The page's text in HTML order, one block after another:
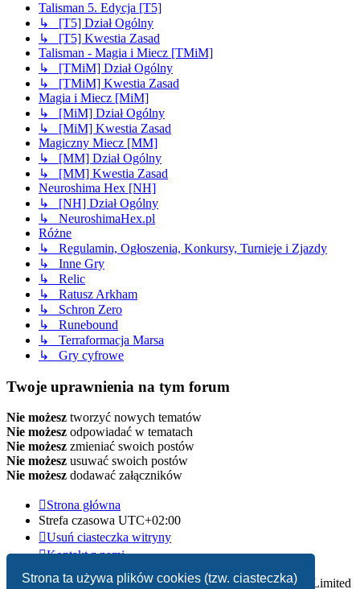
Strona ta używa plików cookies (tzw. ciasteczka)
Talisman 5. Edycja [T5]
↳ [T5] Dział Ogólny
↳ [T5] Kwestia Zasad
Talisman - Magia i Miecz [TMiM]
↳ [TMiM] Dział Ogólny
↳ [TMiM] Kwestia Zasad
Magia i Miecz [MiM]
↳ [MiM] Dział Ogólny
↳ [MiM] Kwestia Zasad
Magiczny Miecz [MM]
↳ [MM] Dział Ogólny
↳ [MM] Kwestia Zasad
Neuroshima Hex [NH]
↳ [NH] Dział Ogólny
↳ NeuroshimaHex.pl
Różne
↳ Regulamin, Ogłoszenia, Konkursy, Turnieje i Zjazdy
↳ Inne Gry
↳ Relic
↳ Ratusz Arkham
↳ Schron Zero
↳ Runebound
↳ Terraformacja Marsa
↳ Gry cyfrowe
Twoje uprawnienia na tym forum
Nie możesz tworzyć nowych tematów
Nie możesz odpowiadać w tematach
Nie możesz zmieniać swoich postów
Nie możesz usuwać swoich postów
Nie możesz dodawać załączników
Strona główna
Strefa czasowa UTC+02:00
Usuń ciasteczka witryny
Kontakt z nami
Technologię dostarczaphpBB® Forum Software © phpBB Limited